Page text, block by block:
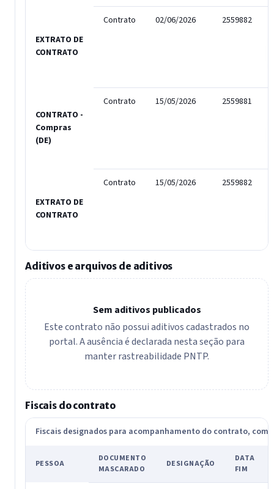
EXTRATO DE
CONTRATO
Contrato 02/06/2026 2559882
CONTRATO -
Compras
(DE)
Contrato 15/05/2026 2559881
EXTRATO DE
CONTRATO
Contrato 15/05/2026 2559882
Aditivos e arquivos de aditivos
Sem aditivos publicados
Este contrato não possui aditivos cadastrados no
portal. A ausência é declarada nesta seção para
manter rastreabilidade PNTP.
Fiscais do contrato
Fiscais designados para acompanhamento do contrato, com
PESSOA
DOCUMENTO
MASCARADO
DESIGNAÇÃO
DATA
FIM